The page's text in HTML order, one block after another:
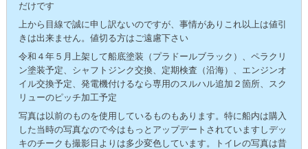
だけです
上から目線で誠に申し訳ないのですが、事情がありこれ以上は値引
きは出来ません。値切る方はご遠慮下さい
令和４年５月上架して船底塗装（プラドールブラック）、ペラクリ
ン塗装予定、シャフトジンク交換、定期検査（沿海）、エンジンオ
イル交換予定、発電機付けるなら専用のスルハル追加２箇所、スク
リューのピッチ加工予定
写真は以前のものを使用しているものもあります。特に船内は購入
した当時の写真なので今はもっとアップデートされていますしデッ
キのチークも撮影日よりは多少変色しています。トイレの写真は昔